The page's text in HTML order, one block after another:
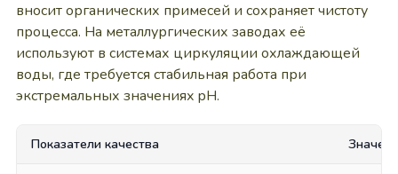
вносит органических примесей и сохраняет чистоту
процесса. На металлургических заводах её
используют в системах циркуляции охлаждающей
воды, где требуется стабильная работа при
экстремальных значениях pH.
Показатели качества